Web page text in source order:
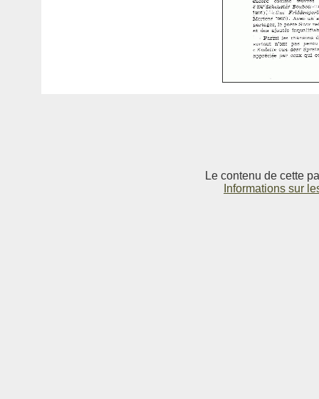
Le contenu de cette
Informations sur